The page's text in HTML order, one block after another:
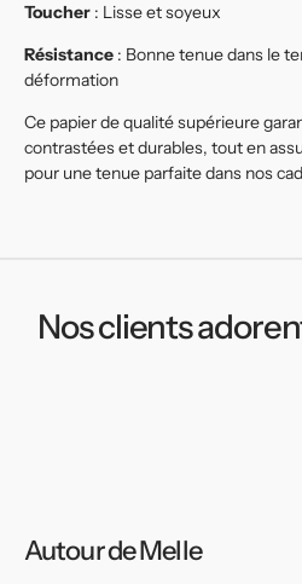
Toucher : Lisse et soyeux
Résistance : Bonne tenue dans le
déformation
Ce papier de qualité supérieure
contrastées et durables, tout en
pour une tenue parfaite dans nos
Nos clients
Autour de Melle